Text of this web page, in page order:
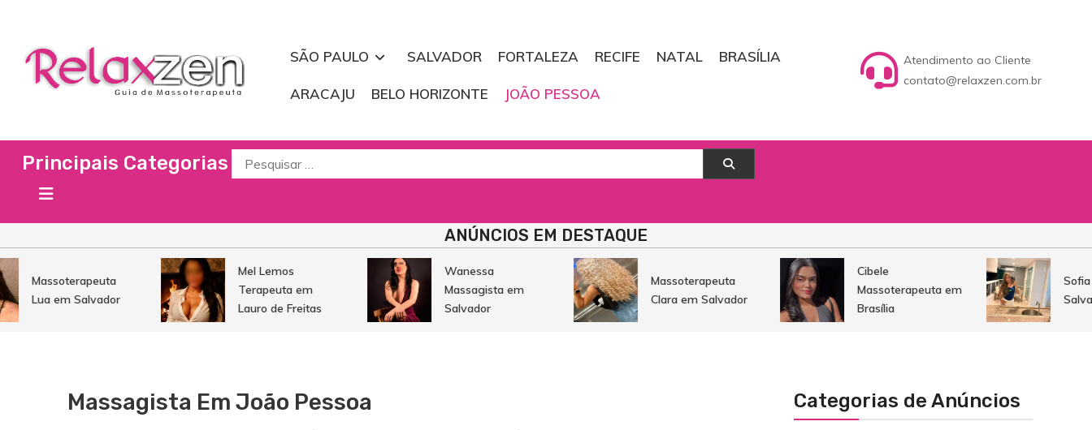
conteúdo
Relaxzen Guia de Massoterapeuta
SÃO PAULO SALVADOR FORTALEZA RECIFE NATAL BRASÍLIA
ARACAJU BELO HORIZONTE JOÃO PESSOA
Atendimento ao Cliente
contato@relaxzen.com.br
Principais Categorias
Procurar
por:
ANÚNCIOS EM DESTAQUE
Massoterapeuta
Lua em Salvador
Mel Lemos
Terapeuta em
Lauro de Freitas
Wanessa
Massagista em
Salvador
Massoterapeuta
Clara em Salvador
Cibele
Massoterapeuta em
Brasília
Sofia
Massagista Em João Pessoa Categorias de Anúncios